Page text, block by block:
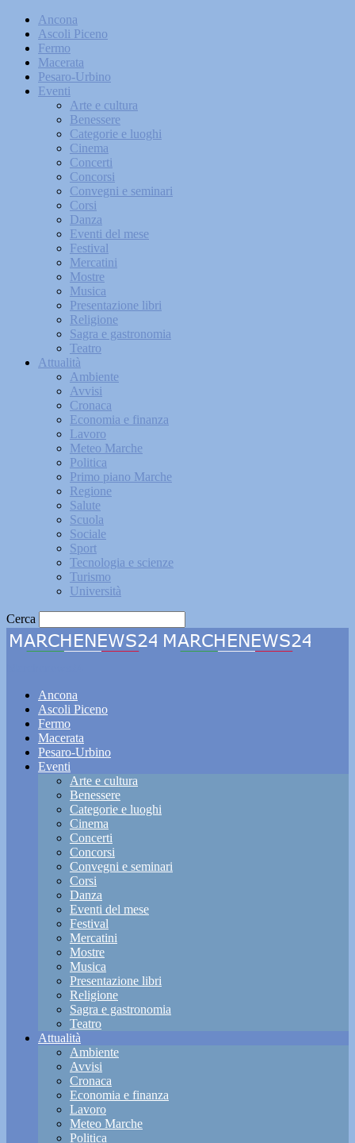
Ancona
Ascoli Piceno
Fermo
Macerata
Pesaro-Urbino
Eventi
Arte e cultura
Benessere
Categorie e luoghi
Cinema
Concerti
Concorsi
Convegni e seminari
Corsi
Danza
Eventi del mese
Festival
Mercatini
Mostre
Musica
Presentazione libri
Religione
Sagra e gastronomia
Teatro
Attualità
Ambiente
Avvisi
Cronaca
Economia e finanza
Lavoro
Meteo Marche
Politica
Primo piano Marche
Regione
Salute
Scuola
Sociale
Sport
Tecnologia e scienze
Turismo
Università
Cerca
Ancona
Ascoli Piceno
Fermo
Macerata
Pesaro-Urbino
Eventi
Arte e cultura
Benessere
Categorie e luoghi
Cinema
Concerti
Concorsi
Convegni e seminari
Corsi
Danza
Eventi del mese
Festival
Mercatini
Mostre
Musica
Presentazione libri
Religione
Sagra e gastronomia
Teatro
Attualità
Ambiente
Avvisi
Cronaca
Economia e finanza
Lavoro
Meteo Marche
Politica